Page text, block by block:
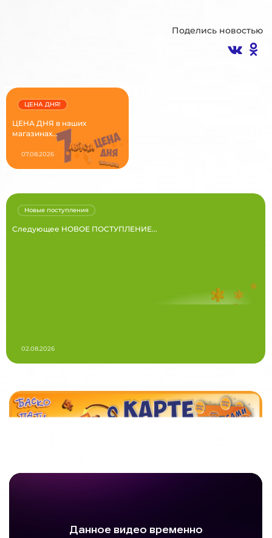
Поделись новостью
ЦЕНА ДНЯ в наших
магазинах...
ЦЕНА ДНЯ!
07.08.2026
Следующее НОВОЕ ПОСТУПЛЕНИЕ...
Новые поступления
02.08.2026